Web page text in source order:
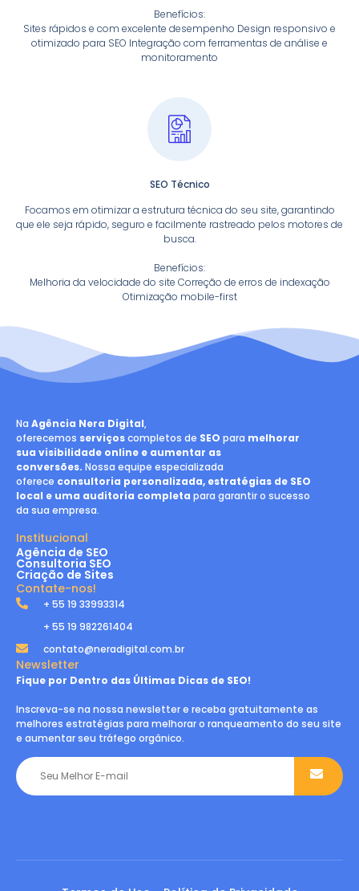
Benefícios:
Sites rápidos e com excelente desempenho Design responsivo e
otimizado para SEO Integração com ferramentas de análise e
monitoramento
SEO Técnico
Focamos em otimizar a estrutura técnica do seu site, garantindo
que ele seja rápido, seguro e facilmente rastreado pelos motores de
busca.
Benefícios:
Melhoria da velocidade do site Correção de erros de indexação
Otimização mobile-first
Na Agência Nera Digital,
oferecemos serviçoscompletos de SEO para melhorar
sua visibilidade online e aumentar as
conversões. Nossa equipe especializada
oferece consultoria personalizada, estratégias de SEO
local e uma auditoria completa para garantir o sucesso
da sua empresa.
Institucional
Agência de SEO
Consultoria SEO
Criação de Sites
Contate-nos!
+ 55 19 33993314
+ 55 19 982261404
contato@neradigital.com.br
Newsletter
Fique por Dentro das Últimas Dicas de SEO!
Inscreva-se na nossa newsletter e receba gratuitamente as
melhores estratégias para melhorar o ranqueamento do seu site
e aumentar seu tráfego orgânico.